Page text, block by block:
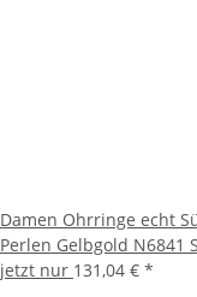
Damen Ohrringe echt
Perlen Gelbgold N6841
jetzt nur 131,04 € *